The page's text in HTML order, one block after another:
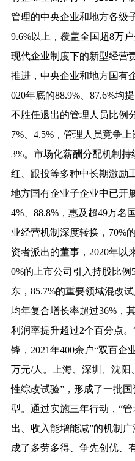
管理的中央企业和地方各级
9.6%以上，覆盖全国超8万
现代企业制度下的新型经营
推进，中央企业和地方国有
020年底的88.9%、87.6%均
不胜任退出的管理人员比例
7%、4.5%，管理人员竞争
3%。市场化薪酬分配机制
红、跟投等多种中长期激励
地方国有企业子企业中已开
4%、88.8%，惠及超49万名
业经营机制深度转换，70%
资者派出的董事，2020年以
0%的上市公司引入持股比
东，85.7%的重要领域混改
均年复合增长率超过36%，
利润率提升超过2个百分点
锋，2021年400余户“双百企
万元/人。上海、深圳、沈阳
性综改试验”，形成了一批
型。通过实施三年行动，“
出、收入能增能减”的机制
成了多劳多得、争先创优、